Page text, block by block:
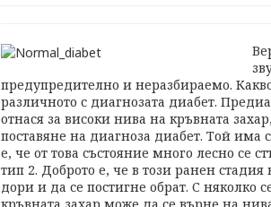
предупредително и неразбираемо.
различното с диагнозата диабет.
отнася за високи нива на кръвната
поставяне на диагноза диабет. Той има
е, че от това състояние много лесно се
тип 2. Доброто е, че в този ранен
дори и да се постигне обрат. С